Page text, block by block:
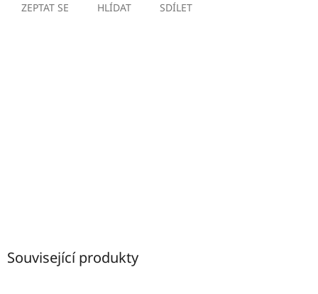
ZEPTAT SE HLÍDAT SDÍLET
Související produkty